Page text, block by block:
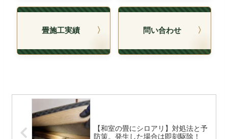
畳施工実績 問い合わせ
【和室の畳にシロアリ】対処法と予
防策。発生した場合は即刻駆除！